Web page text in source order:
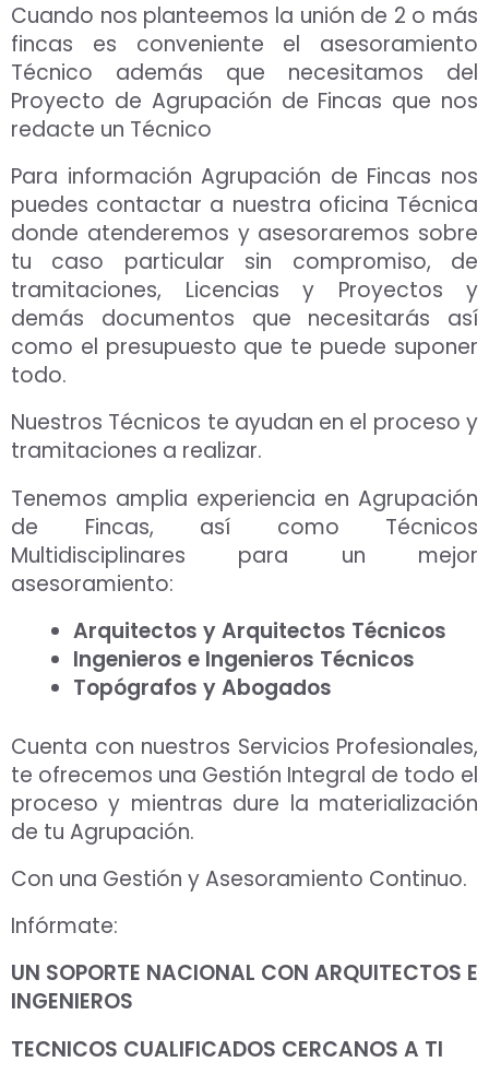
Cuando nos planteemos la unión de 2 o más
fincas es conveniente el asesoramiento
Técnico además que necesitamos del
Proyecto de Agrupación de Fincas que nos
redacte un Técnico
Para información Agrupación de Fincas nos
puedes contactar a nuestra oficina Técnica
donde atenderemos y asesoraremos sobre
tu caso particular sin compromiso, de
tramitaciones, Licencias y Proyectos y
demás documentos que necesitarás así
como el presupuesto que te puede suponer
todo.
Nuestros Técnicos te ayudan en el proceso y
tramitaciones a realizar.
Tenemos amplia experiencia en Agrupación
de Fincas, así como Técnicos
Multidisciplinares para un mejor
asesoramiento:
Arquitectos y Arquitectos Técnicos
Ingenieros e Ingenieros Técnicos
Topógrafos y Abogados
Cuenta con nuestros Servicios Profesionales,
te ofrecemos una Gestión Integral de todo el
proceso y mientras dure la materialización
de tu Agrupación.
Con una Gestión y Asesoramiento Continuo.
Infórmate:
UN SOPORTE NACIONAL CON ARQUITECTOS E
INGENIEROS
TECNICOS CUALIFICADOS CERCANOS A TI